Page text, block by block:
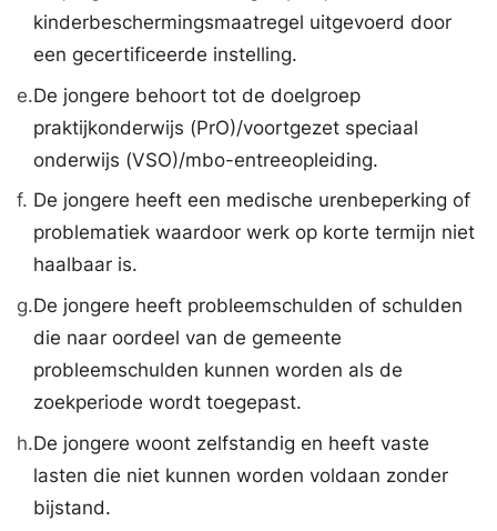
kinderbeschermingsmaatregel uitgevoerd door
een gecertificeerde instelling.
e.De jongere behoort tot de doelgroep
praktijkonderwijs (PrO)/voortgezet speciaal
onderwijs (VSO)/mbo-entreeopleiding.
f. De jongere heeft een medische urenbeperking of
problematiek waardoor werk op korte termijn niet
haalbaar is.
g.De jongere heeft probleemschulden of schulden
die naar oordeel van de gemeente
probleemschulden kunnen worden als de
zoekperiode wordt toegepast.
h.De jongere woont zelfstandig en heeft vaste
lasten die niet kunnen worden voldaan zonder
bijstand.